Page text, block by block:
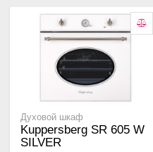
Духовой шкаф
Kuppersberg SR 605 W
SILVER